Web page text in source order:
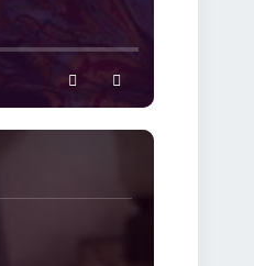
settings